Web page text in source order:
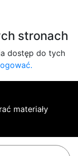
stronach
dostęp do tych
materiały